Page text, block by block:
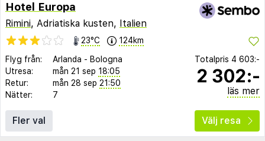
Hotel Europa
Rimini, Adriatiska kusten, Italien
23°C
124km
Flyg från:
Arlanda - Bologna
Utresa:
mån 21 sep 18:05
Retur:
mån 28 sep 21:50
Nätter:
7
Totalpris 4 603:-
2 302:-
läs mer
Fler val Välj resa